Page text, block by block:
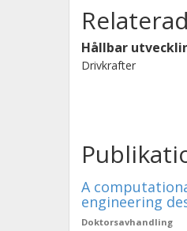
Hållbar
Drivkrafter
A
engineering
Doktorsavhandling